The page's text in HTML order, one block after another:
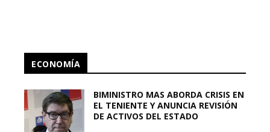
ECONOMÍA
BIMINISTRO MAS ABORDA CRISIS EN
EL TENIENTE Y ANUNCIA REVISIÓN
DE ACTIVOS DEL ESTADO